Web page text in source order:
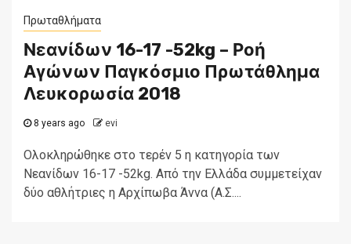
Πρωταθλήματα
Νεανίδων 16-17 -52kg – Ροή
Αγώνων Παγκόσμιο Πρωτάθλημα
Λευκορωσία 2018
8 years ago evi
Ολοκληρώθηκε στο τερέν 5 η κατηγορία των
Νεανίδων 16-17 -52kg. Από την Ελλάδα συμμετείχαν
δύο αθλήτριες η Αρχίπωβα Άννα (Α.Σ....